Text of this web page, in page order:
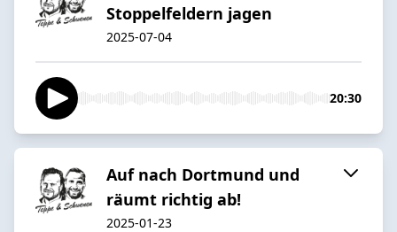
Stoppelfeldern jagen
2025-07-04
20:30
Auf nach Dortmund und
räumt richtig ab!
2025-01-23